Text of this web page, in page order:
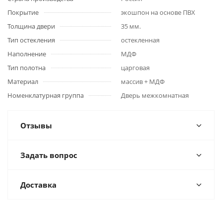
Покрытие
экошпон на основе ПВХ
Толщина двери
35 мм.
Тип остекления
остекленная
Наполнение
МДФ
Тип полотна
царговая
Материал
массив + МДФ
Номенклатурная группа
Дверь межкомнатная
Отзывы
Задать вопрос
Доставка